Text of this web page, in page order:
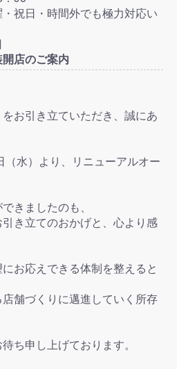
祝日・時間外でも極力対応い
店のご案内
お引き立ていただき、誠にあ
（水）より、リニューアルオー
きましたのも、
き立てのおかげと、心より感
お応えできる体制を整えると
舗づくりに邁進していく所存
ち申し上げております。